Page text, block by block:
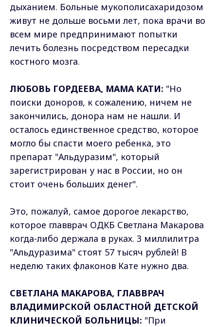
дыханием. Больные мукополисахаридозом
живут не дольше восьми лет, пока врачи во
всем мире предпринимают попытки
лечить болезнь посредством пересадки
костного мозга.
ЛЮБОВЬ ГОРДЕЕВА, МАМА КАТИ: "Но
поиски доноров, к сожалению, ничем не
закончились, донора нам не нашли. И
осталось единственное средство, которое
могло бы спасти моего ребенка, это
препарат "Альдуразим", который
зарегистрирован у нас в России, но он
стоит очень больших денег".
Это, пожалуй, самое дорогое лекарство,
которое главврач ОДКБ Светлана Макарова
когда-либо держала в руках. 3 миллилитра
"Альдуразима" стоят 57 тысяч рублей! В
неделю таких флаконов Кате нужно два.
СВЕТЛАНА МАКАРОВА, ГЛАВВРАЧ
ВЛАДИМИРСКОЙ ОБЛАСТНОЙ ДЕТСКОЙ
КЛИНИЧЕСКОЙ БОЛЬНИЦЫ: "При